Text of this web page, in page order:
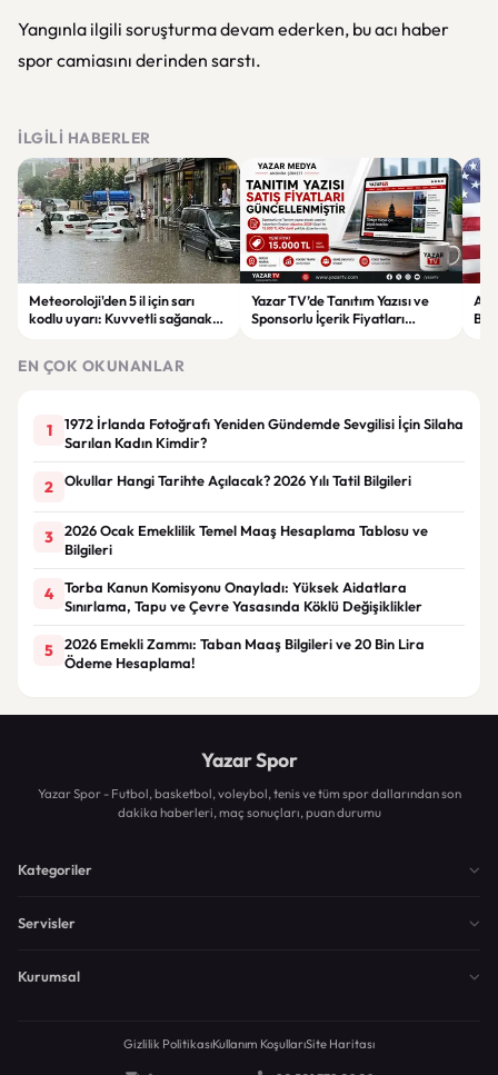
Yangınla ilgili soruşturma devam ederken, bu acı haber
spor camiasını derinden sarstı.
İLGILI HABERLER
Meteoroloji'den 5 il için sarı
kodlu uyarı: Kuvvetli sağanak
Yazar TV’de Tanıtım Yazısı ve
Sponsorlu İçerik Fiyatları
EN ÇOK OKUNANLAR
1
1972 İrlanda Fotoğrafı Yeniden Gündemde Sevgilisi İçin Silaha
Sarılan Kadın Kimdir?
2 Okullar Hangi Tarihte Açılacak? 2026 Yılı Tatil Bilgileri
3
2026 Ocak Emeklilik Temel Maaş Hesaplama Tablosu ve
Bilgileri
4
Torba Kanun Komisyonu Onayladı: Yüksek Aidatlara
Sınırlama, Tapu ve Çevre Yasasında Köklü Değişiklikler
5
2026 Emekli Zammı: Taban Maaş Bilgileri ve 20 Bin Lira
Ödeme Hesaplama!
Yazar Spor
Yazar Spor - Futbol, basketbol, voleybol, tenis ve tüm spor dallarından son
dakika haberleri, maç sonuçları, puan durumu
Kategoriler
Servisler
Kurumsal
Gizlilik PolitikasıKullanım KoşullarıSite Haritası